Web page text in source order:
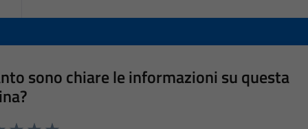
sono chiare le informazioni su questa